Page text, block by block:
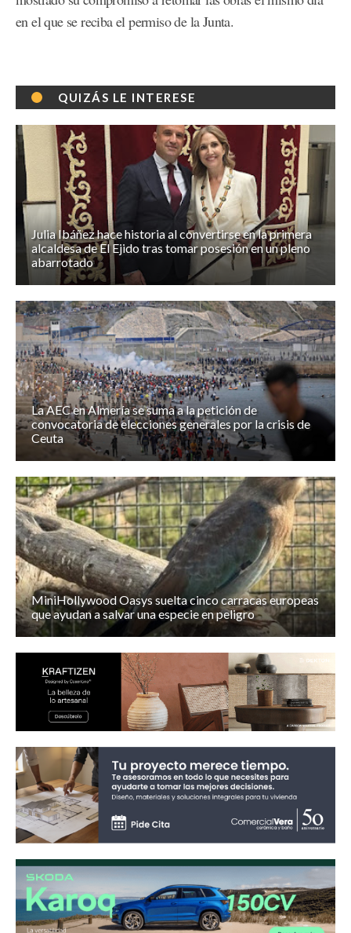
en el que se reciba el permiso de la Junta.
QUIZÁS LE INTERESE
Julia Ibáñez hace historia al convertirse en la primera
alcaldesa de El Ejido tras tomar posesión en un pleno
abarrotado
La AEC en Almería se suma a la petición de
convocatoria de elecciones generales por la crisis de
Ceuta
MiniHollywood Oasys suelta cinco carracas europeas
que ayudan a salvar una especie en peligro